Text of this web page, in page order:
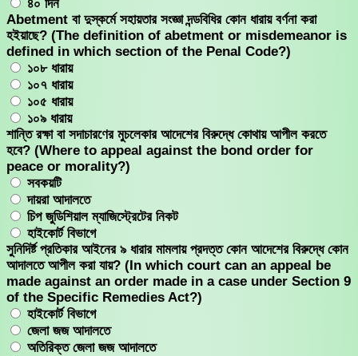
৪০ দিন
Abetment বা দুস্কর্মে সহায়তার সংজ্ঞা দন্ডবিধির কোন ধারায় বর্ণনা করা
হইয়াছে? (The definition of abetment or misdemeanor is
defined in which section of the Penal Code?)
১০৮ ধারায়
১০৭ ধারায়
১০৫ ধারায়
১০৯ ধারায়
শান্তি রক্ষা বা সদাচারণের মুচলেকার আদেশের বিরুদ্ধে কোথায় আপীল করতে
হবে? (Where to appeal against the bond order for
peace or morality?)
সবকয়টি
দায়রা আদালতে
চিপ জুডিশিয়াল ম্যাজিস্ট্রেটের নিকট
হাইকোর্ট বিভাগে
সুনিদির্ষ্ট প্রতিকার আইনের ৯ ধারার মামলায় প্রদত্ত কোন আদেশের বিরুদ্ধে কোন
আদালতে আপীল করা যায়? (In which court can an appeal be
made against an order made in a case under Section 9
of the Specific Remedies Act?)
হাইকোর্ট বিভাগে
জেলা জজ আদালতে
অতিরিক্ত জেলা জজ আদালতে